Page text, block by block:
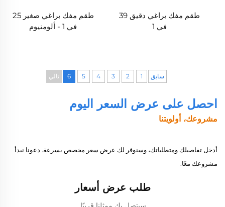
طقم مفك براغي دقيق 39
في 1
طقم مفك براغي صغير 25
في 1 - ألومنيوم
سابق 1
2
3
4
5
6 تالي
احصل على عرض السعر اليوم
مشروعك، أولويتنا
أدخل تفاصيلك ومتطلباتك، وسنوفر لك عرض سعر مخصص بسرعة. دعونا نبدأ
مشروعك معًا.
طلب عرض أسعار